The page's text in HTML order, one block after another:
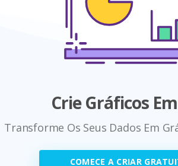
Crie Gráficos
Transforme Os Seus Dados Em
COMECE A CRIAR